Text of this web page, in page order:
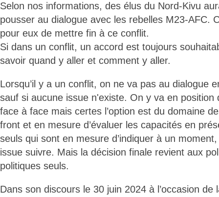
Selon nos informations, des élus du Nord-Kivu
pousser au dialogue avec les rebelles M23-AFC.
pour eux de mettre fin à ce conflit.
Si dans un conflit, un accord est toujours
savoir quand y aller et comment y aller.
Lorsqu’il y a un conflit, on ne va pas au dialogue
sauf si aucune issue n'existe. On y va en position
face à face mais certes l’option est du domaine
front et en mesure d’évaluer les capacités en
seuls qui sont en mesure d’indiquer à un
issue suivre. Mais la décision finale revient aux
politiques seuls.
Dans son discours le 30 juin 2024 à l’occasion de